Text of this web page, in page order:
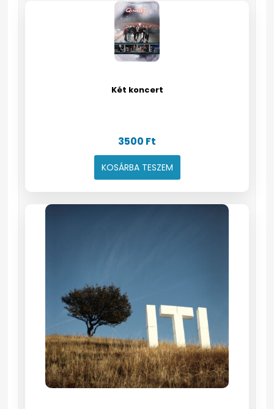
Két koncert
3500 Ft
KOSÁRBA TESZEM